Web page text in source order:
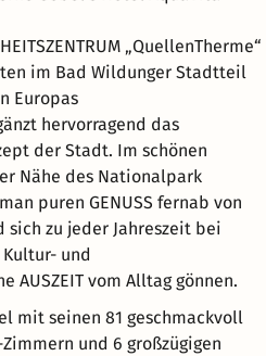
„QuellenTherme“
im Bad Wildunger Stadtteil
Europas
hervorragend das
der Stadt. Im schönen
Nähe des Nationalpark
puren GENUSS fernab von
zu jeder Jahreszeit bei
und
AUSZEIT vom Alltag gönnen.
mit seinen 81 geschmackvoll
und 6 großzügigen